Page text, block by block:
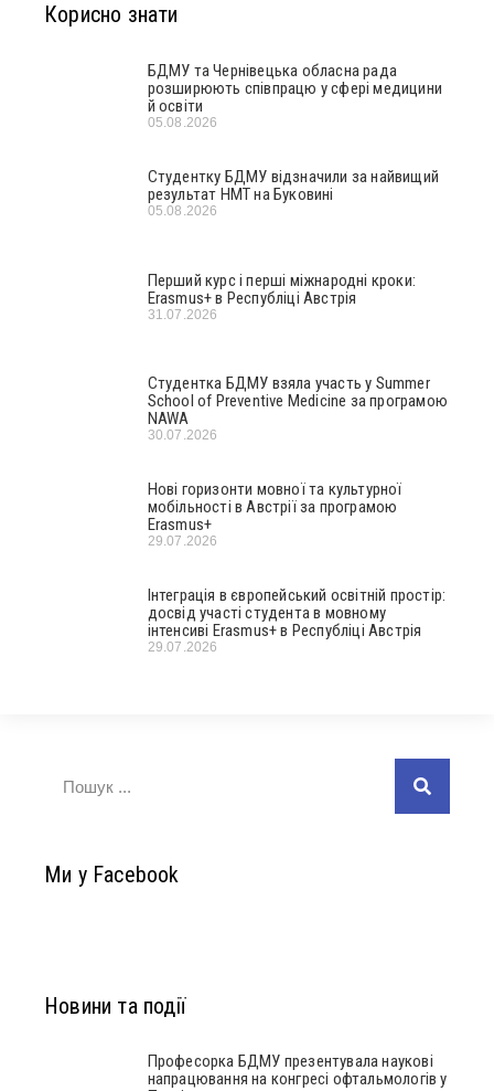
Корисно знати
БДМУ та Чернівецька обласна рада
розширюють співпрацю у сфері медицини
й освіти
05.08.2026
Студентку БДМУ відзначили за найвищий
результат НМТ на Буковині
05.08.2026
Перший курс і перші міжнародні кроки:
Erasmus+ в Республіці Австрія
31.07.2026
Студентка БДМУ взяла участь у Summer
School of Preventive Medicine за програмою
NAWA
30.07.2026
Нові горизонти мовної та культурної
мобільності в Австрії за програмою
Erasmus+
29.07.2026
Інтеграція в європейський освітній простір:
досвід участі студента в мовному
інтенсиві Erasmus+ в Республіці Австрія
29.07.2026
Ми у Facebook
Новини та події
Професорка БДМУ презентувала наукові
напрацювання на конгресі офтальмологів у